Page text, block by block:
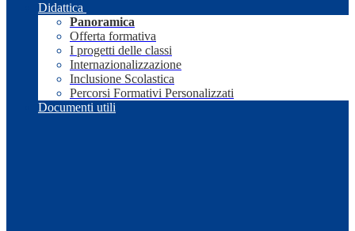
Didattica
Panoramica
Offerta formativa
I progetti delle classi
Internazionalizzazione
Inclusione Scolastica
Percorsi Formativi Personalizzati
Documenti utili